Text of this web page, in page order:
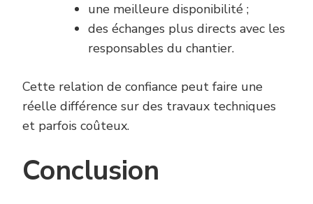
une meilleure disponibilité ;
des échanges plus directs avec les
responsables du chantier.
Cette relation de confiance peut faire une
réelle différence sur des travaux techniques
et parfois coûteux.
Conclusion